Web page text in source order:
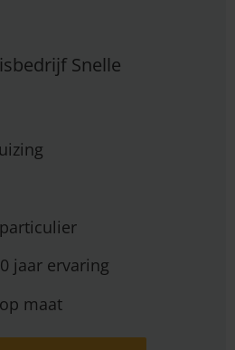
Snelle
jaar ervaring
maat